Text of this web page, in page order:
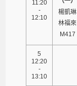
11:20
-
12:10
楊凱琳
林福來
M417
5
12:20
-
13:10